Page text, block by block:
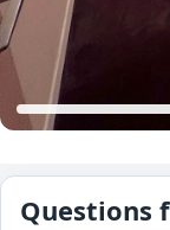
Questions